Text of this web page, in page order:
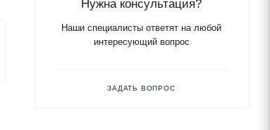
Нужна консультация?
Наши специалисты ответят на любой
интересующий вопрос
ЗАДАТЬ ВОПРОС